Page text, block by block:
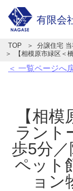
有限会
TOP
分譲住宅
【相模原市緑区＜
＜ 一覧ページへ
【相
ラント
歩5分
ペット
ョン